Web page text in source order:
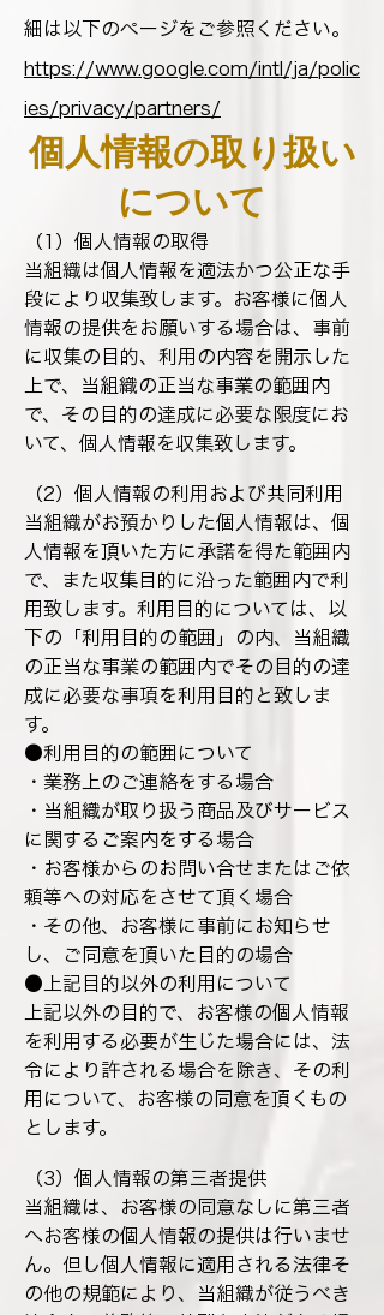
細は以下のページをご参照ください。
https://www.google.com/intl/ja/polic
ies/privacy/partners/
個人情報の取り扱い
について
（1）個人情報の取得
当組織は個人情報を適法かつ公正な手
段により収集致します。お客様に個人
情報の提供をお願いする場合は、事前
に収集の目的、利用の内容を開示した
上で、当組織の正当な事業の範囲内
で、その目的の達成に必要な限度にお
いて、個人情報を収集致します。
（2）個人情報の利用および共同利用
当組織がお預かりした個人情報は、個
人情報を頂いた方に承諾を得た範囲内
で、また収集目的に沿った範囲内で利
用致します。利用目的については、以
下の「利用目的の範囲」の内、当組織
の正当な事業の範囲内でその目的の達
成に必要な事項を利用目的と致しま
す。
●利用目的の範囲について
・業務上のご連絡をする場合
・当組織が取り扱う商品及びサービス
に関するご案内をする場合
・お客様からのお問い合せまたはご依
頼等への対応をさせて頂く場合
・その他、お客様に事前にお知らせ
し、ご同意を頂いた目的の場合
●上記目的以外の利用について
上記以外の目的で、お客様の個人情報
を利用する必要が生じた場合には、法
令により許される場合を除き、その利
用について、お客様の同意を頂くもの
とします。
（3）個人情報の第三者提供
当組織は、お客様の同意なしに第三者
へお客様の個人情報の提供は行いませ
ん。但し個人情報に適用される法律そ
の他の規範により、当組織が従うべき